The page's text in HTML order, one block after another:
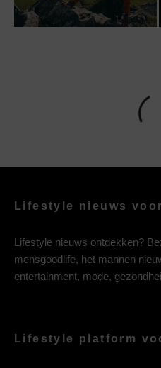
Lifestyle nieuws
Lifestyle nieuws ontdekken?
mensgoodlife, het mannen
entertainment, mode,
Lifestyle platform